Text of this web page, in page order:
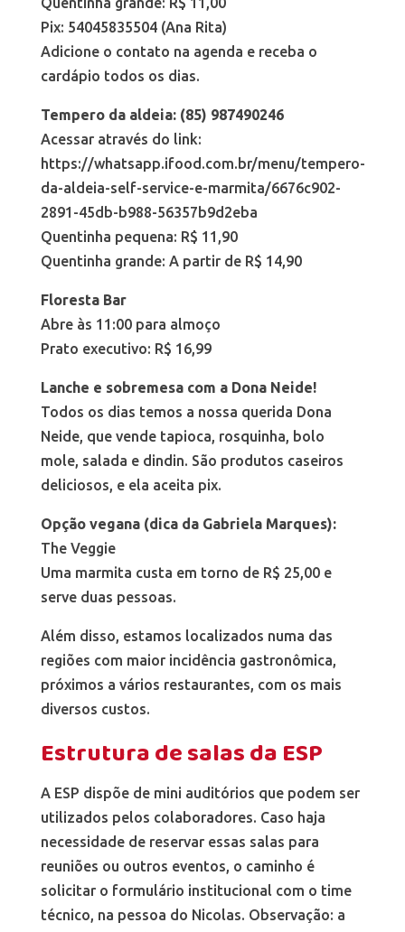
Pix: 54045835504 (Ana Rita)
Adicione o contato na agenda e receba o
cardápio todos os dias.
Tempero da aldeia: (85) 987490246
Acessar através do link:
https://whatsapp.ifood.com.br/menu/tempero-
da-aldeia-self-service-e-marmita/6676c902-
2891-45db-b988-56357b9d2eba
Quentinha pequena: R$ 11,90
Quentinha grande: A partir de R$ 14,90
Floresta Bar
Abre às 11:00 para almoço
Prato executivo: R$ 16,99
Lanche e sobremesa com a Dona Neide!
Todos os dias temos a nossa querida Dona
Neide, que vende tapioca, rosquinha, bolo
mole, salada e dindin. São produtos caseiros
deliciosos, e ela aceita pix.
Opção vegana (dica da Gabriela Marques):
The Veggie
Uma marmita custa em torno de R$ 25,00 e
serve duas pessoas.
Além disso, estamos localizados numa das
regiões com maior incidência gastronômica,
próximos a vários restaurantes, com os mais
diversos custos.
Estrutura de salas da ESP
A ESP dispõe de mini auditórios que podem ser
utilizados pelos colaboradores. Caso haja
necessidade de reservar essas salas para
reuniões ou outros eventos, o caminho é
solicitar o formulário institucional com o time
técnico, na pessoa do Nicolas. Observação: a